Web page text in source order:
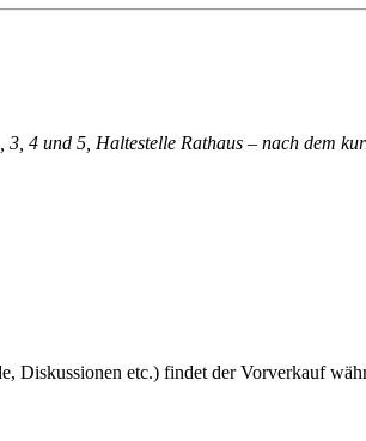
4 und 5, Haltestelle Rathaus – nach dem
Diskussionen etc.) findet der Vorverkauf